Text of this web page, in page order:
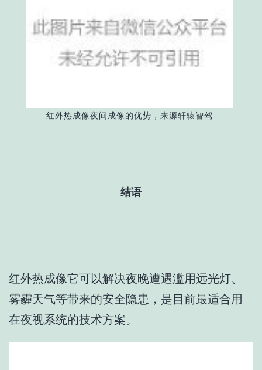
红外热成像夜间成像的优势，来源轩辕智驾
结语
红外热成像它可以解决夜晚遭遇滥用远光灯、
雾霾天气等带来的安全隐患，是目前最适合用
在夜视系统的技术方案。